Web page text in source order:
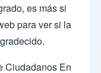
es más si
para ver si la
Ciudadanos En